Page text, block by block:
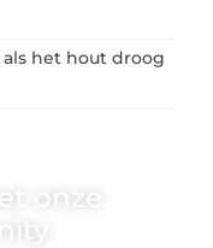
het hout droog
onze